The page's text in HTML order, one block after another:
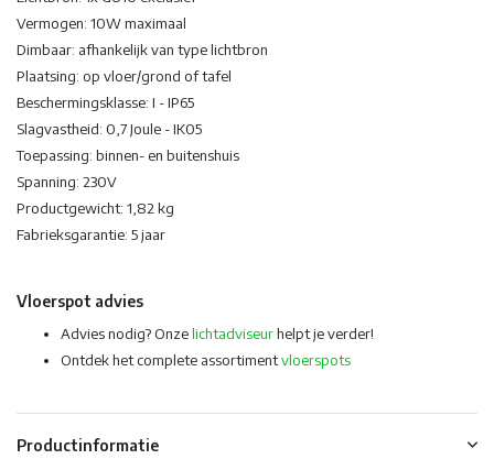
Vermogen: 10W maximaal
Dimbaar: afhankelijk van type lichtbron
Plaatsing: op vloer/grond of tafel
Beschermingsklasse: I - IP65
Slagvastheid: 0,7 Joule - IK05
Toepassing: binnen- en buitenshuis
Spanning: 230V
Productgewicht: 1,82 kg
Fabrieksgarantie: 5 jaar
Vloerspot advies
Advies nodig? Onzelichtadviseurhelpt je verder!
Ontdek het complete assortimentvloerspots
Productinformatie